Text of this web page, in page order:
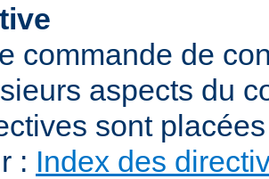
commande de
aspects du
sont
: Index des